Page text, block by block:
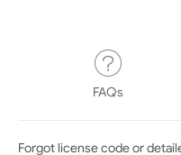
FAQs
Forgot license code or